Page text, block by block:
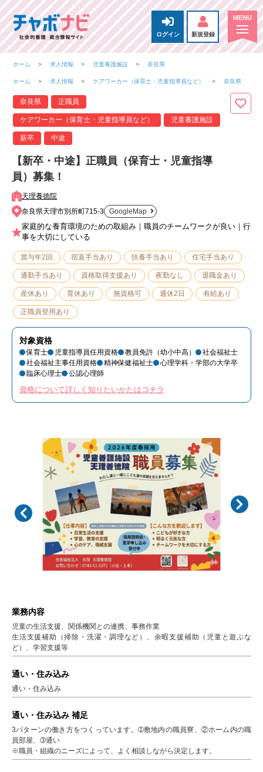
ログイン 新規登録
ホーム 求人情報 児童養護施設 奈良県
ホーム 求人情報 ケアワーカー（保育士・児童指導員など） 奈良県
奈良県 正職員
ケアワーカー（保育士・児童指導員など） 児童養護施設
新卒 中途
【新卒・中途】正職員（保育士・児童指導
員）募集！
天理養徳院
奈良県天理市別所町715-3
GoogleMap
家庭的な養育環境のための取組み｜職員のチームワークが良い｜行
事を大切にしている
賞与年2回 宿直手当あり 扶養手当あり 住宅手当あり
通勤手当あり 資格取得支援あり 夜勤なし 退職金あり
産休あり 育休あり 無資格可 週休2日 有給あり
正職員登用あり
対象資格
保育士 児童指導員任用資格 教員免許（幼小中高）
社会福祉士
社会福祉主事任用資格
精神保健福祉士
心理学科・学部の大学卒
臨床心理士
公認心理師
資格について詳しく知りたいかたはコチラ
業務内容
児童の生活支援、関係機関との連携、事務作業
生活支援補助（掃除・洗濯・調理など）、余暇支援補助（児童と遊ぶな
ど）、学習支援等
通い・住み込み
通い・住み込み
通い・住み込み 補足
3パターンの働き方をつくっています。➀敷地内の職員寮、②ホーム内の職
員部屋、➂通い
※職員・組織のニーズによって、よく相談しながら決定します。